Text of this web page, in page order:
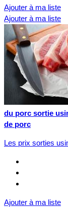
Ajouter à ma liste
Ajouter à ma liste
du porc sortie
de porc
Les prix sorties
Ajouter à ma liste